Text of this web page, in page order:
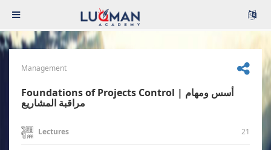
Management
Foundations of Projects Control | أسس ومهام
مراقبة المشاريع
Lectures 21